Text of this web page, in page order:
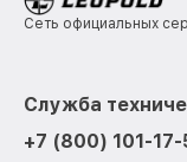
Сеть официальных
Служба
+7 (800) 101-17-